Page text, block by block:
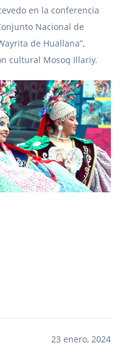
en la conferencia
Nacional de
de Huallana”,
cultural Mosoq Illariy.
23 enero, 2024